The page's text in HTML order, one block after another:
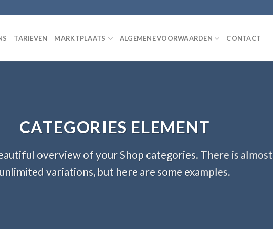
TARIEVEN MARKTPLAATS ALGEMENE VOORWAARDEN CONTACT
CATEGORIES ELEMENT
overview of your Shop categories. There is almost
unlimited variations, but here are some examples.